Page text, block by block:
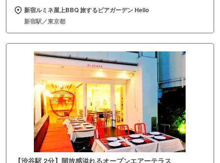
新宿ルミネ屋上BBQ 旅するビアガーデン Hello
新宿駅／東京都
【渋谷駅 2分】開放感溢れるオープンエアーテラス